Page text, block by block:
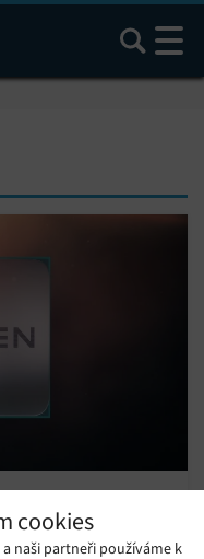
cookies
naši partneři používáme k
Hledat